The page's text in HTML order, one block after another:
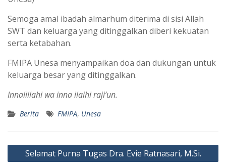
Semoga amal ibadah almarhum diterima di sisi Allah
SWT dan keluarga yang ditinggalkan diberi kekuatan
serta ketabahan.
FMIPA Unesa menyampaikan doa dan dukungan untuk
keluarga besar yang ditinggalkan.
Innalillahi wa inna ilaihi raji’un.
Berita FMIPA, Unesa
Navigasi
pos
Selamat Purna Tugas Dra. Evie Ratnasari, M.Si.